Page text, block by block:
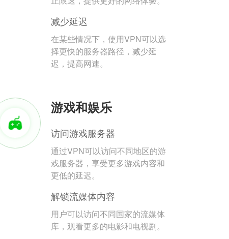
减少延迟
在某些情况下，使用VPN可以选
择更快的服务器路径，减少延
迟，提高网速。
游戏和娱乐
访问游戏服务器
通过VPN可以访问不同地区的游
戏服务器，享受更多游戏内容和
更低的延迟。
解锁流媒体内容
用户可以访问不同国家的流媒体
库，观看更多的电影和电视剧。